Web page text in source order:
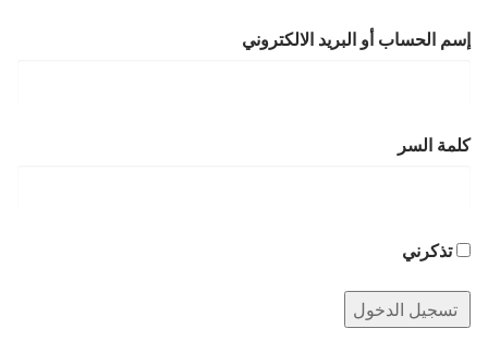
إسم الحساب أو البريد الالكتروني
كلمة السر
تذكرني